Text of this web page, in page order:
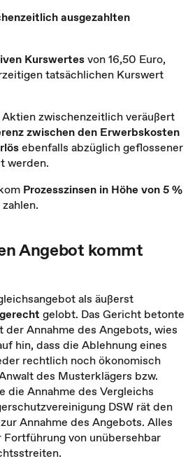
ausgezahlten
Kurswertesvon 16,50 Euro,
tatsächlichen Kurswert
zwischenzeitlich veräußert
zwischen den Erwerbskosten
ebenfalls abzüglich geflossener
werden.
Prozesszinsen in Höhe von 5 %
zahlen.
Angebot kommt
als äußerst
gelobt. Das Gericht betonte
Annahme des Angebots, wies
hin, dass die Ablehnung eines
rechtlich noch ökonomisch
des Musterklägers bzw.
die Annahme des Vergleichs
DSW rät den
Annahme des Angebots. Alles
von unübersehbar